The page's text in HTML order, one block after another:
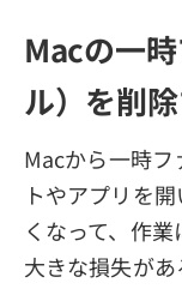
Macの一
ル）を削
Macから一時フ
トやアプリを
くなって、作業
大きな損失があ